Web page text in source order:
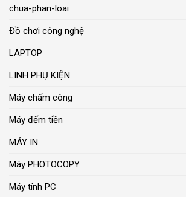
chua-phan-loai
Đồ chơi công nghệ
LAPTOP
LINH PHỤ KIỆN
Máy chấm công
Máy đếm tiền
MÁY IN
Máy PHOTOCOPY
Máy tính PC